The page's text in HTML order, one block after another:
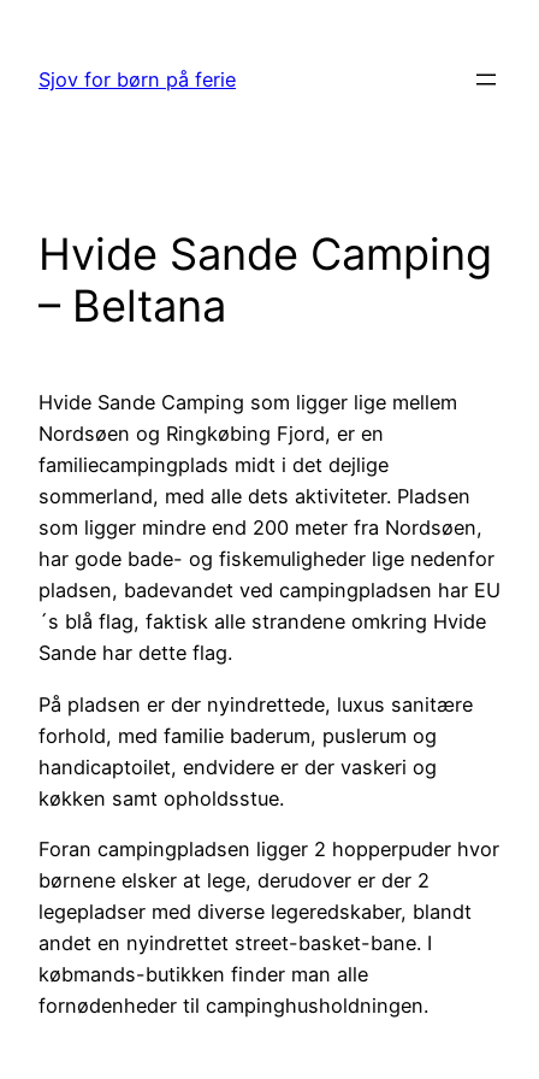
indhold
Sjov for børn på ferie
Hvide Sande Camping
– Beltana
Hvide Sande Camping som ligger lige mellem
Nordsøen og Ringkøbing Fjord, er en
familiecampingplads midt i det dejlige
sommerland, med alle dets aktiviteter. Pladsen
som ligger mindre end 200 meter fra Nordsøen,
har gode bade- og fiskemuligheder lige nedenfor
pladsen, badevandet ved campingpladsen har EU
´s blå flag, faktisk alle strandene omkring Hvide
Sande har dette flag.
På pladsen er der nyindrettede, luxus sanitære
forhold, med familie baderum, puslerum og
handicaptoilet, endvidere er der vaskeri og
køkken samt opholdsstue.
Foran campingpladsen ligger 2 hopperpuder hvor
børnene elsker at lege, derudover er der 2
legepladser med diverse legeredskaber, blandt
andet en nyindrettet street-basket-bane. I
købmands-butikken finder man alle
fornødenheder til campinghusholdningen.